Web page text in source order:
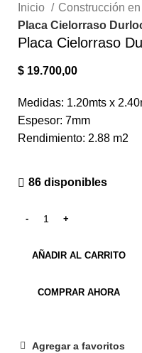
Inicio
Construcción
Placa Cielorraso
Placa Cielorraso
$ 19.700,00
Medidas: 1.20mts x
Espesor: 7mm
Rendimiento: 2.88 m2
86 disponibles
AÑADIR AL CARRITO
COMPRAR AHORA
Agregar a favoritos